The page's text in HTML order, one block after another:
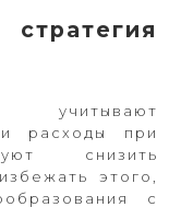
учитывают
и расходы при
снизить
этого,
с